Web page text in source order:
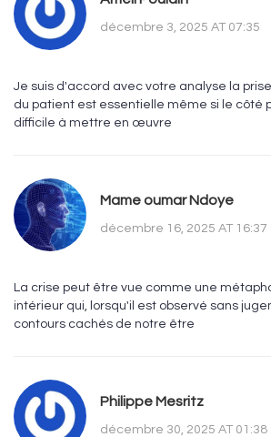
décembre 3, 2025 AT 07:35
Je suis d'accord avec votre analyse la
du patient est essentielle même si le côté
difficile à mettre en œuvre
Mame oumar Ndoye
décembre 16, 2025 AT 16:37
La crise peut être vue comme une
intérieur qui, lorsqu'il est observé sans
contours cachés de notre être
Philippe Mesritz
décembre 30, 2025 AT 01:38